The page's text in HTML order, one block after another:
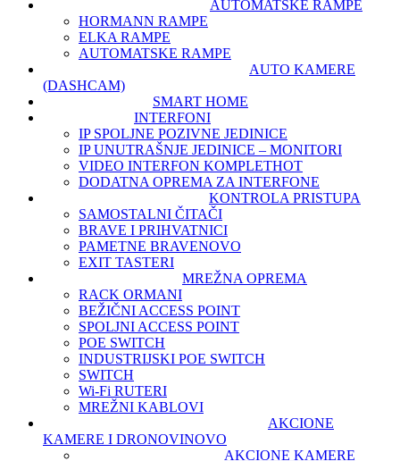
AUTOMATSKE RAMPE
HORMANN RAMPE
ELKA RAMPE
AUTOMATSKE RAMPE
AUTO KAMERE
(DASHCAM)
SMART HOME
INTERFONI
IP SPOLJNE POZIVNE JEDINICE
IP UNUTRAŠNJE JEDINICE – MONITORI
VIDEO INTERFON KOMPLETHOT
DODATNA OPREMA ZA INTERFONE
KONTROLA PRISTUPA
SAMOSTALNI ČITAČI
BRAVE I PRIHVATNICI
PAMETNE BRAVENOVO
EXIT TASTERI
MREŽNA OPREMA
RACK ORMANI
BEŽIČNI ACCESS POINT
SPOLJNI ACCESS POINT
POE SWITCH
INDUSTRIJSKI POE SWITCH
SWITCH
Wi-Fi RUTERI
MREŽNI KABLOVI
AKCIONE
KAMERE I DRONOVINOVO
AKCIONE KAMERE